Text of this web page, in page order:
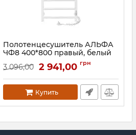
Полотенцесушитель АЛЬФА
ЧФ8 400*800 правый, белый
Артикул:77700072
3 096,00 2 941,00 грн
Купить